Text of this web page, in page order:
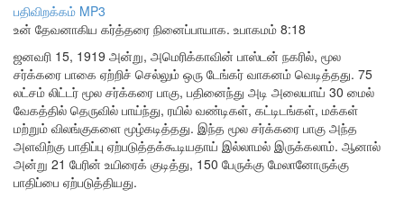
பதிவிறக்கம் MP3
உன் தேவனாகிய கர்த்தரை நினைப்பாயாக. உபாகமம் 8:18
ஜனவரி 15, 1919 அன்று, அமெரிக்காவின் பாஸ்டன் நகரில், மூல
சர்க்கரை பாகை ஏற்றிச் செல்லும் ஒரு டேங்கர் வாகனம் வெடித்தது. 75
லட்சம் லிட்டர் மூல சர்க்கரை பாகு, பதினைந்து அடி அலையாய் 30 மைல்
வேகத்தில் தெருவில் பாய்ந்து, ரயில் வண்டிகள், கட்டிடங்கள், மக்கள்
மற்றும் விலங்குகளை மூழ்கடித்தது. இந்த மூல சர்க்கரை பாகு அந்த
அளவிற்கு பாதிப்பு ஏற்படுத்தக்கூடியதாய் இல்லாமல் இருக்கலாம். ஆனால்
அன்று 21 பேரின் உயிரைக் குடித்து, 150 பேருக்கு மேலானோருக்கு
பாதிப்பை ஏற்படுத்தியது.